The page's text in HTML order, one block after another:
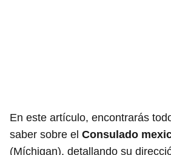
En este artículo, encontrarás
saber sobre el Consulado
(Míchigan), detallando su